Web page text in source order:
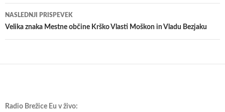
prispevkih
NASLEDNJI PRISPEVEK
Velika znaka Mestne občine Krško Vlasti Moškon in Vladu Bezjaku
Radio Brežice Eu v živo: